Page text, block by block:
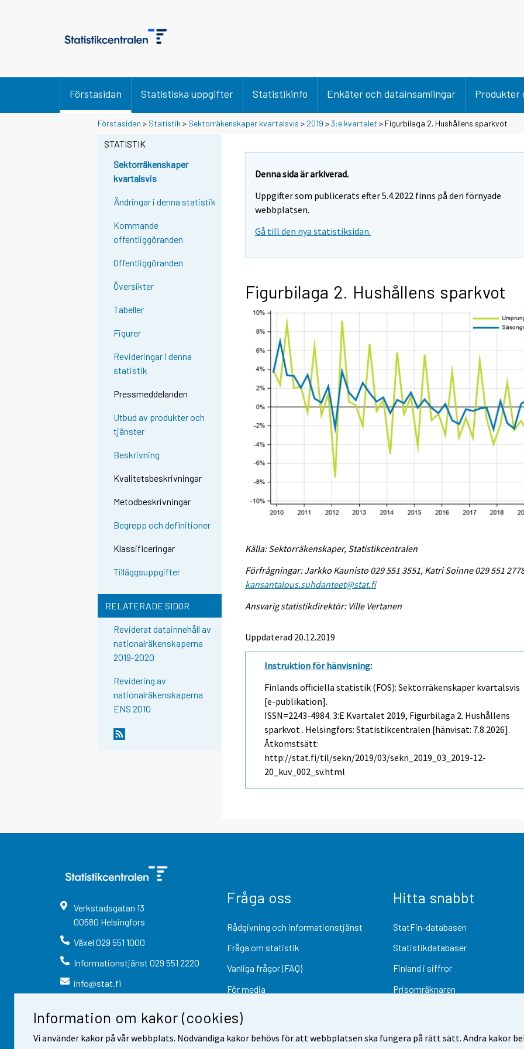
Information om kakor (cookies)
Vi använder kakor på vår webbplats. Nödvändiga kakor behövs för att webbplatsen ska fungera på rätt sätt. Andra kakor
Förstasidan Statistiska uppgifter Statistikinfo Enkäter och datainsamlingar Produkter
Förstasidan > Statistik > Sektorräkenskaper kvartalsvis > 2019 >3:e kvartalet > Figurbilaga 2. Hushållens sparkvot
STATISTIK
Sektorräkenskaper
kvartalsvis
Ändringar i denna statistik
Kommande
offentliggöranden
Offentliggöranden
Översikter
Tabeller
Figurer
Revideringar i denna
statistik
Pressmeddelanden
Utbud av produkter och
tjänster
Beskrivning
Kvalitetsbeskrivningar
Metodbeskrivningar
Begrepp och definitioner
Klassificeringar
Tilläggsuppgifter
RELATERADE SIDOR
Reviderat datainnehåll av
nationalräkenskaperna
2019-2020
Revidering av
nationalräkenskaperna
ENS 2010
Denna sida är arkiverad.
Uppgifter som publicerats efter 5.4.2022 finns på den förnyade
webbplatsen.
Gå till den nya statistiksidan.
Figurbilaga 2. Hushållens sparkvot
Källa: Sektorräkenskaper, Statistikcentralen
Förfrågningar: Jarkko Kaunisto 029 551 3551, Katri Soinne 029 551
kansantalous.suhdanteet@stat.fi
Ansvarig statistikdirektör: Ville Vertanen
Uppdaterad 20.12.2019
Instruktion för hänvisning:
Finlands officiella statistik (FOS): Sektorräkenskaper kvartalsvis
[e-publikation].
ISSN=2243-4984.3:e Kvartalet 2019, Figurbilaga 2. Hushållens
sparkvot . Helsingfors: Statistikcentralen [hänvisat: 7.8.2026].
Åtkomstsätt:
http://stat.fi/til/sekn/2019/03/sekn_2019_03_2019-12-
20_kuv_002_sv.html
Verkstadsgatan 13
00580 Helsingfors
Växel 029 551 1000
Informationstjänst 029 551 2220
info@stat.fi
Fråga oss
Rådgivning och informationstjänst
Fråga om statistik
Vanliga frågor (FAQ)
För media
Hitta snabbt
StatFin-databasen
Statistikdatabaser
Finland i siffror
Prisomräknaren